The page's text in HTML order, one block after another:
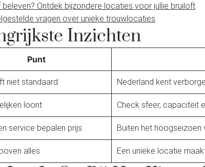
beleven? Ontdek bijzondere locaties voor jullie bruiloft
vragen over unieke trouwlocaties
Inzichten
Punt
niet standaard Nederland kent
loont Check sfeer, capaciteit
service bepalen prijs Buiten het hoogseizoen
alles Een unieke locatie